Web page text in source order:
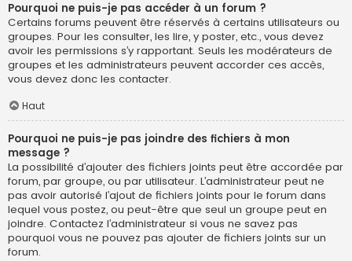
Pourquoi ne puis-je pas accéder à un forum ?
Certains forums peuvent être réservés à certains utilisateurs ou
groupes. Pour les consulter, les lire, y poster, etc., vous devez
avoir les permissions s’y rapportant. Seuls les modérateurs de
groupes et les administrateurs peuvent accorder ces accès,
vous devez donc les contacter.
Haut
Pourquoi ne puis-je pas joindre des fichiers à mon
message ?
La possibilité d’ajouter des fichiers joints peut être accordée par
forum, par groupe, ou par utilisateur. L’administrateur peut ne
pas avoir autorisé l’ajout de fichiers joints pour le forum dans
lequel vous postez, ou peut-être que seul un groupe peut en
joindre. Contactez l’administrateur si vous ne savez pas
pourquoi vous ne pouvez pas ajouter de fichiers joints sur un
forum.